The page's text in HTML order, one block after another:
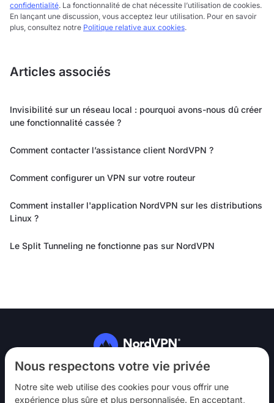
Nous respectons votre vie privée
Notre site web utilise des cookies pour vous offrir une
expérience plus sûre et plus personnalisée. En acceptant,
confidentialité. La fonctionnalité de chat nécessite l’utilisation de cookies.
En lançant une discussion, vous acceptez leur utilisation. Pour en savoir
plus, consultez notre Politique relative aux cookies.
Articles associés
Invisibilité sur un réseau local : pourquoi avons-nous dû créer
une fonctionnalité cassée ?
Comment contacter l’assistance client NordVPN ?
Comment configurer un VPN sur votre routeur
Comment installer l'application NordVPN sur les distributions
Linux ?
Le Split Tunneling ne fonctionne pas sur NordVPN
Suivez-nous